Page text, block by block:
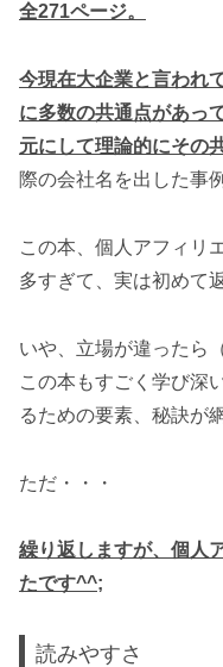
全271ページ。
今現在大企業と言われ
に多数の共通点があっ
元にして理論的にその
際の会社名を出した事
この本、個人アフィリ
多すぎて、実は初めて
いや、立場が違ったら
この本もすごく学び深
るための要素、秘訣が
ただ・・・
繰り返しますが、個人
たです^^;
読みやすさ